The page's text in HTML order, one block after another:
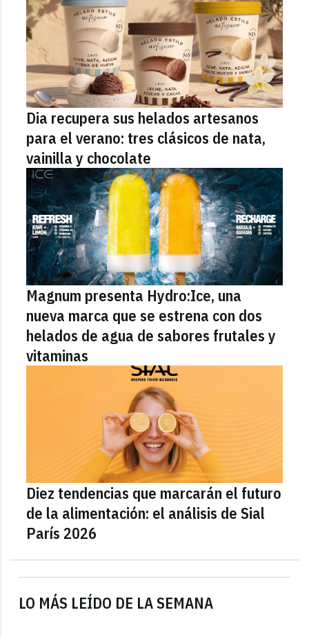
LO MÁS LEÍDO DE LA SEMANA
Dia recupera sus helados artesanos
para el verano: tres clásicos de nata,
vainilla y chocolate
Magnum presenta Hydro:Ice, una
nueva marca que se estrena con dos
helados de agua de sabores frutales y
vitaminas
Diez tendencias que marcarán el futuro
de la alimentación: el análisis de Sial
París 2026